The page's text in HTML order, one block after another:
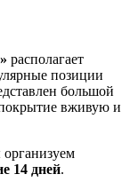
располагает
позиции
большой
вживую и
14 дней.